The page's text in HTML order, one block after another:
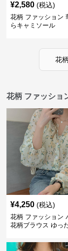
¥2,580 (税込)
花柄 ファッション
らキャミソール
花
花柄 ファッショ
¥4,250 (税込)
花柄 ファッション
花柄ブラウス ゆっ